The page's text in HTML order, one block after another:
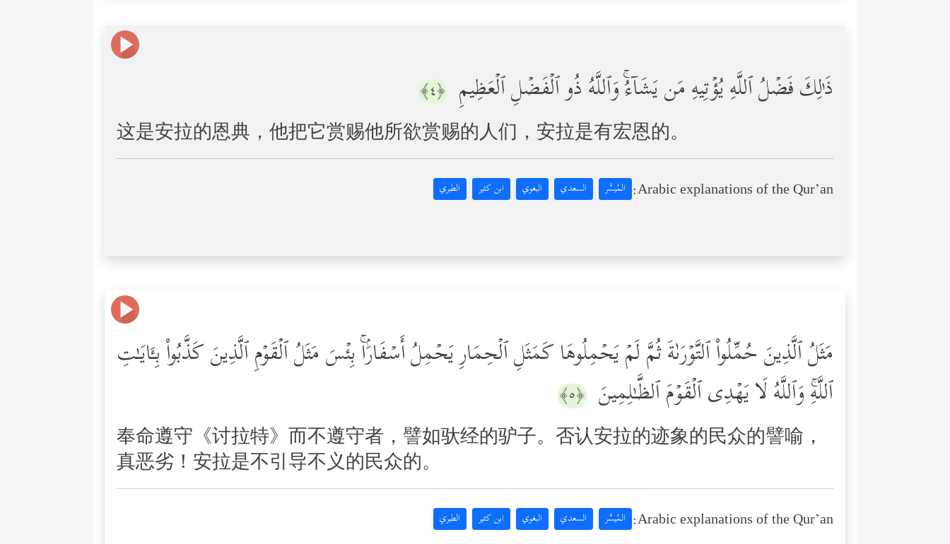
ذَ ٰ⁠لِكَ فَضۡلُ ٱللَّهِ یُؤۡتِیهِ مَن یَشَاۤءُۚ وَٱللَّهُ ذُو ٱلۡفَضۡلِ ٱلۡعَظِیمِ ﴿٤﴾
这是安拉的恩典，他把它赏赐他所欲赏赐的人们，安拉是有宏恩的。
Arabic explanations of the Qur’an: المُيسَّر السعدي البغوي ابن كثير الطبري
مَثَلُ ٱلَّذِینَ حُمِّلُواْ ٱلتَّوۡرَىٰةَ ثُمَّ لَمۡ یَحۡمِلُوهَا كَمَثَلِ ٱلۡحِمَارِ یَحۡمِلُ أَسۡفَارَۢاۚ بِئۡسَ مَثَلُ ٱلۡقَوۡمِ ٱلَّذِینَ كَذَّبُواْ بِـَٔایَـٰتِ
ٱللَّهِۚ وَٱللَّهُ لَا یَهۡدِی ٱلۡقَوۡمَ ٱلظَّـٰلِمِینَ ﴿٥﴾
奉命遵守《讨拉特》而不遵守者，譬如驮经的驴子。否认安拉的迹象的民众的譬喻，
真恶劣！安拉是不引导不义的民众的。
Arabic explanations of the Qur’an: المُيسَّر السعدي البغوي ابن كثير الطبري